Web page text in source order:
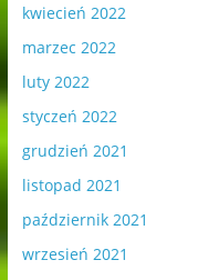
kwiecień 2022
marzec 2022
luty 2022
styczeń 2022
grudzień 2021
listopad 2021
październik 2021
wrzesień 2021